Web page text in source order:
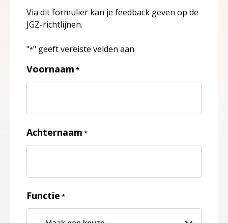
Via dit formulier kan je feedback geven op de
JGZ-richtlijnen.
"*" geeft vereiste velden aan
Voornaam *
Achternaam *
Functie *